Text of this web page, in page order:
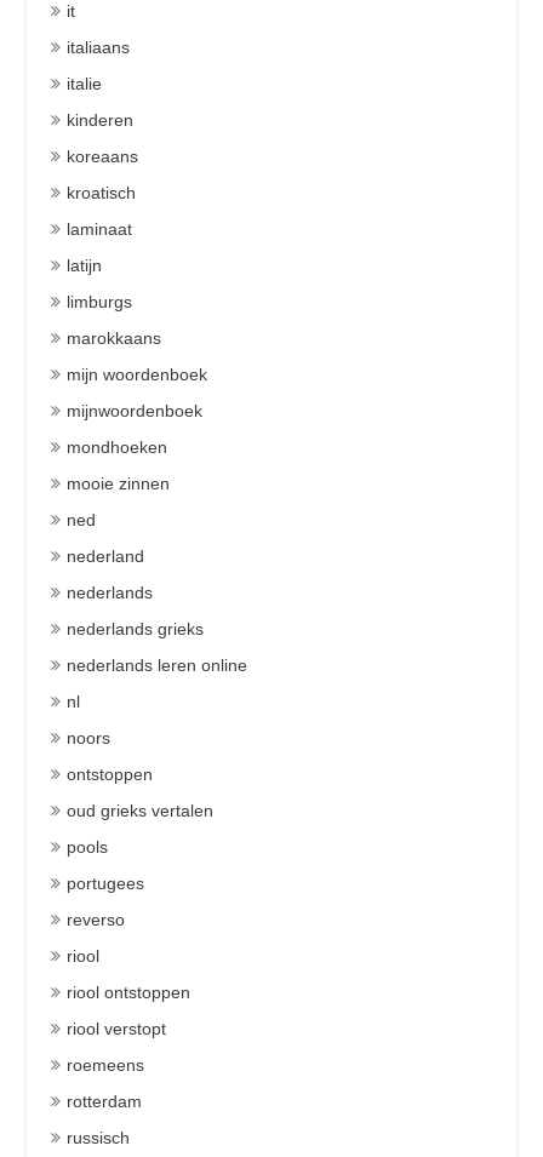
it
italiaans
italie
kinderen
koreaans
kroatisch
laminaat
latijn
limburgs
marokkaans
mijn woordenboek
mijnwoordenboek
mondhoeken
mooie zinnen
ned
nederland
nederlands
nederlands grieks
nederlands leren online
nl
noors
ontstoppen
oud grieks vertalen
pools
portugees
reverso
riool
riool ontstoppen
riool verstopt
roemeens
rotterdam
russisch